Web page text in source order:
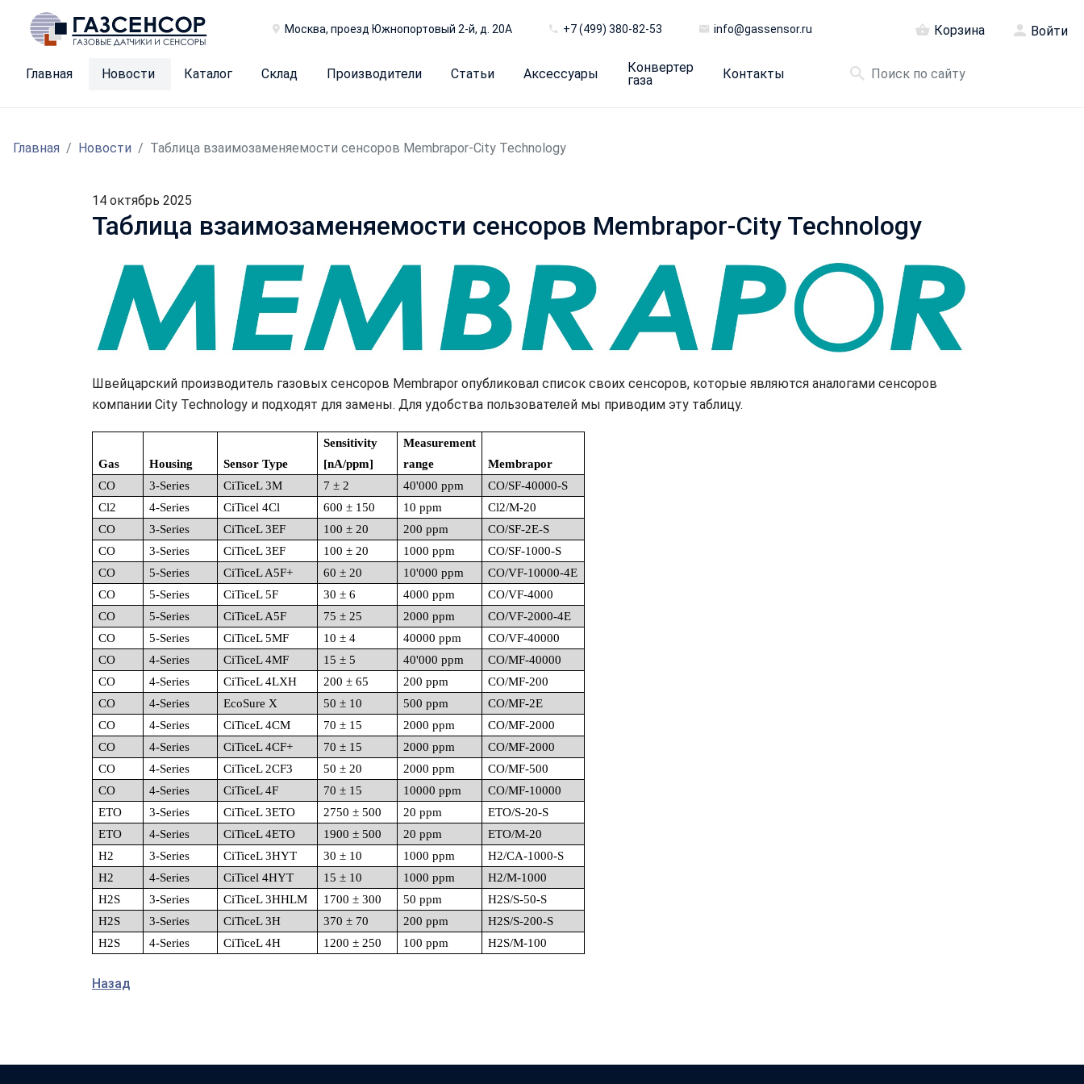
Москва, проезд Южнопортовый 2-й, д. 20А +7 (499) 380-82-53 info@gassensor.ru Корзина Войти
Главная Новости Каталог Склад Производители Статьи Аксессуары
Конвертер
газа
Контакты
Главная Новости Таблица взаимозаменяемости сенсоров Membrapor-City Technology
14 октябрь 2025
Таблица взаимозаменяемости сенсоров Membrapor-City Technology
Швейцарский производитель газовых сенсоров Membrapor опубликовал список своих сенсоров, которые являются аналогами сенсоров
компании City Technology и подходят для замены. Для удобства пользователей мы приводим эту таблицу.
Gas Housing Sensor Type
Sensitivity
[nA/ppm]
Measurement
range
Membrapor
CO
3-Series CiTiceL 3M 7 ± 2 40'000 ppm
CO/SF-40000-S
Cl2
4-Series CiTicel 4Cl 600 ± 150 10 ppm
Cl2/M-20
CO
3-Series CiTiceL 3EF 100 ± 20 200 ppm
CO/SF-2E-S
CO
3-Series CiTiceL 3EF 100 ± 20 1000 ppm
CO/SF-1000-S
CO
5-Series CiTiceL A5F+ 60 ± 20 10'000 ppm
CO/VF-10000-4E
CO
5-Series CiTiceL 5F 30 ± 6 4000 ppm
CO/VF-4000
CO
5-Series CiTiceL A5F 75 ± 25 2000 ppm
CO/VF-2000-4E
CO
5-Series CiTiceL 5MF 10 ± 4 40000 ppm
CO/VF-40000
CO
4-Series CiTiceL 4MF 15 ± 5 40'000 ppm
CO/MF-40000
CO
4-Series CiTiceL 4LXH 200 ± 65 200 ppm
CO/MF-200
CO
4-Series EcoSure X 50 ± 10 500 ppm
CO/MF-2E
CO
4-Series CiTiceL 4CM 70 ± 15 2000 ppm
CO/MF-2000
CO
4-Series CiTiceL 4CF+ 70 ± 15 2000 ppm
CO/MF-2000
CO
4-Series CiTiceL 2CF3 50 ± 20 2000 ppm
CO/MF-500
CO
4-Series CiTiceL 4F 70 ± 15 10000 ppm
CO/MF-10000
ETO
3-Series CiTiceL 3ETO 2750 ± 500 20 ppm
ETO/S-20-S
ETO
4-Series CiTiceL 4ETO 1900 ± 500 20 ppm
ETO/M-20
H2
3-Series CiTiceL 3HYT 30 ± 10 1000 ppm
H2/CA-1000-S
H2
4-Series CiTicel 4HYT 15 ± 10 1000 ppm
H2/M-1000
H2S
3-Series CiTiceL 3HHLM 1700 ± 300 50 ppm
H2S/S-50-S
H2S
3-Series CiTiceL 3H 370 ± 70 200 ppm
H2S/S-200-S
H2S
4-Series CiTiceL 4H 1200 ± 250 100 ppm H2S/M-100
Назад